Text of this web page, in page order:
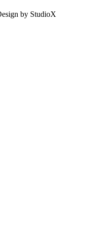
by StudioX